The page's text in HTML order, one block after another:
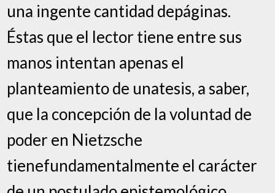
una ingente cantidad depáginas.
Éstas que el lector tiene entre sus
manos intentan apenas el
planteamiento de unatesis, a saber,
que la concepción de la voluntad de
poder en Nietzsche
tienefundamentalmente el carácter